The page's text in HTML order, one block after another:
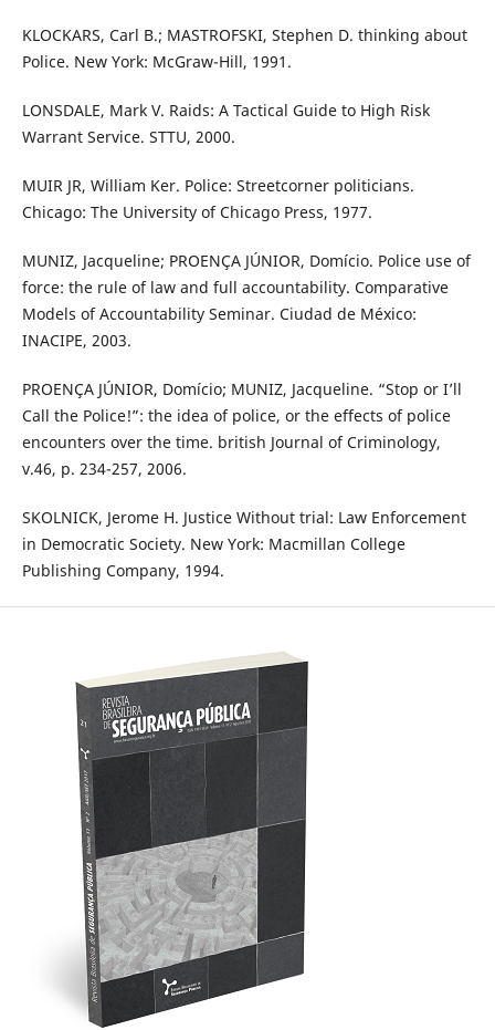
KLOCKARS, Carl B.; MASTROFSKI, Stephen D. thinking about
Police. New York: McGraw-Hill, 1991.
LONSDALE, Mark V. Raids: A Tactical Guide to High Risk
Warrant Service. STTU, 2000.
MUIR JR, William Ker. Police: Streetcorner politicians.
Chicago: The University of Chicago Press, 1977.
MUNIZ, Jacqueline; PROENÇA JÚNIOR, Domício. Police use of
force: the rule of law and full accountability. Comparative
Models of Accountability Seminar. Ciudad de México:
INACIPE, 2003.
PROENÇA JÚNIOR, Domício; MUNIZ, Jacqueline. “Stop or I’ll
Call the Police!”: the idea of police, or the effects of police
encounters over the time. british Journal of Criminology,
v.46, p. 234-257, 2006.
SKOLNICK, Jerome H. Justice Without trial: Law Enforcement
in Democratic Society. New York: Macmillan College
Publishing Company, 1994.